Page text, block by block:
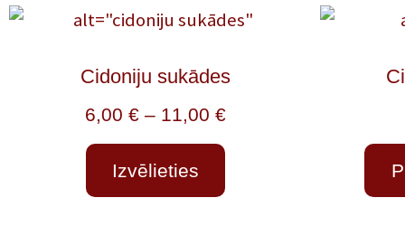
Cidoniju sukādes
6,00 € – 11,00 €
Izvēlieties